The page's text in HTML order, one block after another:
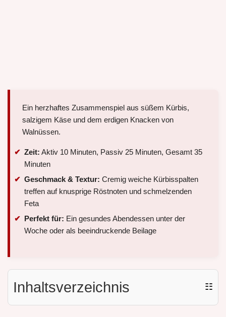
Ein herzhaftes Zusammenspiel aus süßem Kürbis,
salzigem Käse und dem erdigen Knacken von
Walnüssen.
Zeit: Aktiv 10 Minuten, Passiv 25 Minuten, Gesamt 35
Minuten
Geschmack & Textur: Cremig weiche Kürbisspalten
treffen auf knusprige Röstnoten und schmelzenden
Feta
Perfekt für: Ein gesundes Abendessen unter der
Woche oder als beeindruckende Beilage
Inhaltsverzeichnis ☷